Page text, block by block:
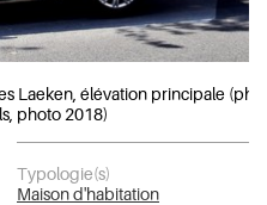
Laeken, élévation principale
photo 2018)
Typologie(s)
Maison d'habitation